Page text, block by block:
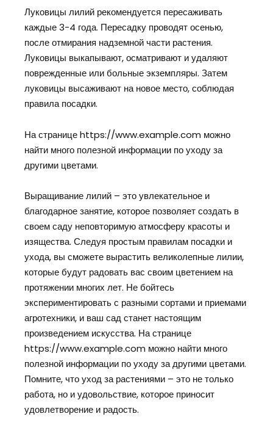
Луковицы лилий рекомендуется пересаживать
каждые 3-4 года. Пересадку проводят осенью,
после отмирания надземной части растения.
Луковицы выкапывают, осматривают и удаляют
поврежденные или больные экземпляры. Затем
луковицы высаживают на новое место, соблюдая
правила посадки.
На странице https://www.example.com можно
найти много полезной информации по уходу за
другими цветами.
Выращивание лилий – это увлекательное и
благодарное занятие, которое позволяет создать в
своем саду неповторимую атмосферу красоты и
изящества. Следуя простым правилам посадки и
ухода, вы сможете вырастить великолепные лилии,
которые будут радовать вас своим цветением на
протяжении многих лет. Не бойтесь
экспериментировать с разными сортами и приемами
агротехники, и ваш сад станет настоящим
произведением искусства. На странице
https://www.example.com можно найти много
полезной информации по уходу за другими цветами.
Помните, что уход за растениями – это не только
работа, но и удовольствие, которое приносит
удовлетворение и радость.